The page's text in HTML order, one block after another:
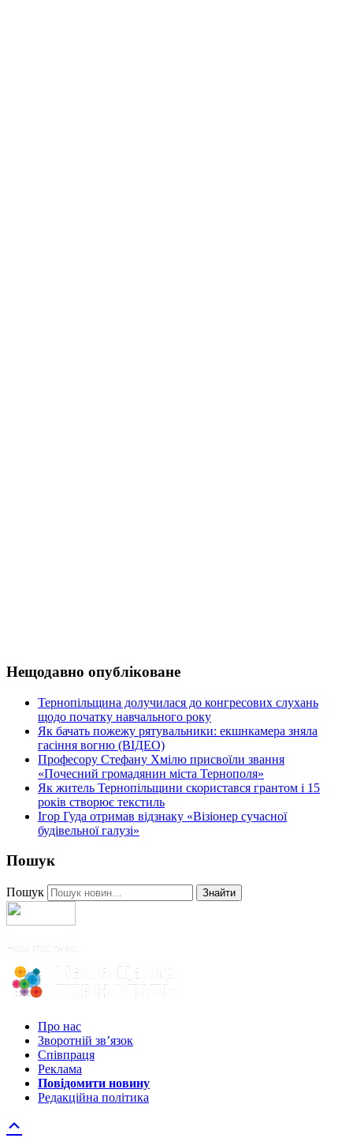
Нещодавно опубліковане
Тернопільщина долучилася до конгресових слухань
щодо початку навчального року
Як бачать пожежу рятувальники: екшнкамера зняла
гасіння вогню (ВІДЕО)
Професору Стефану Хмілю присвоїли звання
«Почесний громадянин міста Тернополя»
Як житель Тернопільщини скористався грантом і 15
років створює текстиль
Ігор Гуда отримав відзнаку «Візіонер сучасної
будівельної галузі»
Пошук
Пошук Знайти
Про нас
Зворотній зв’язок
Співпраця
Реклама
Повідомити новину
Редакційна політика